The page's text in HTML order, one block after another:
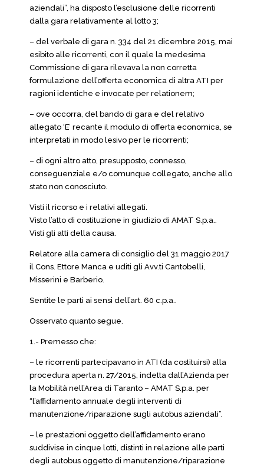
aziendali”, ha disposto l’esclusione delle ricorrenti
dalla gara relativamente al lotto 3;
– del verbale di gara n. 334 del 21 dicembre 2015, mai
esibito alle ricorrenti, con il quale la medesima
Commissione di gara rilevava la non corretta
formulazione dell’offerta economica di altra ATI per
ragioni identiche e invocate per relationem;
– ove occorra, del bando di gara e del relativo
allegato ‘E’ recante il modulo di offerta economica, se
interpretati in modo lesivo per le ricorrenti;
– di ogni altro atto, presupposto, connesso,
conseguenziale e/o comunque collegato, anche allo
stato non conosciuto.
Visti il ricorso e i relativi allegati.
Visto l’atto di costituzione in giudizio di AMAT S.p.a..
Visti gli atti della causa.
Relatore alla camera di consiglio del 31 maggio 2017
il Cons. Ettore Manca e uditi gli Avv.ti Cantobelli,
Misserini e Barberio.
Sentite le parti ai sensi dell’art. 60 c.p.a..
Osservato quanto segue.
1.- Premesso che:
– le ricorrenti partecipavano in ATI (da costituirsi) alla
procedura aperta n. 27/2015, indetta dall’Azienda per
la Mobilità nell’Area di Taranto – AMAT S.p.a. per
“l’affidamento annuale degli interventi di
manutenzione/riparazione sugli autobus aziendali”.
– le prestazioni oggetto dell’affidamento erano
suddivise in cinque lotti, distinti in relazione alle parti
degli autobus oggetto di manutenzione/riparazione